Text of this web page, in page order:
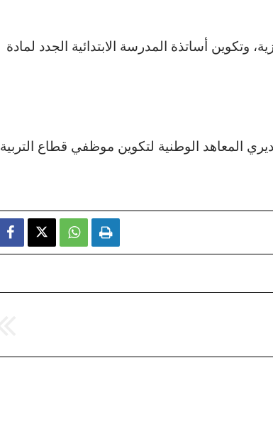
وتكوين أساتذة المدرسة الابتدائية الجدد لمادة
المعاهد الوطنية لتكوين موظفي قطاع التربية
  